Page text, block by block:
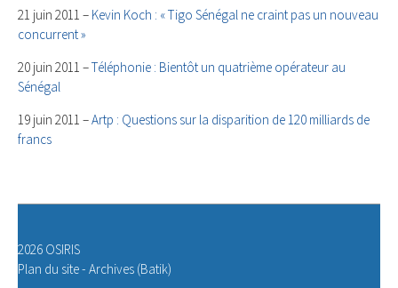
21 juin 2011 – Kevin Koch : « Tigo Sénégal ne craint pas un nouveau
concurrent »
20 juin 2011 –Téléphonie : Bientôt un quatrième opérateur au
Sénégal
19 juin 2011 –Artp : Questions sur la disparition de 120 milliards de
francs
2026 OSIRIS
Plan du site- Archives (Batik)